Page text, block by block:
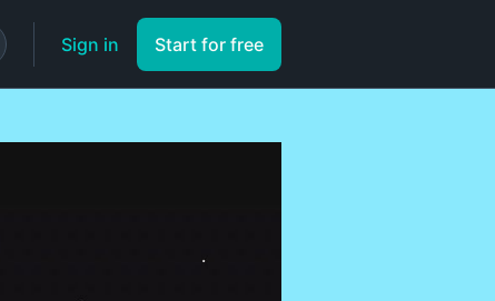
Sign in Start for free